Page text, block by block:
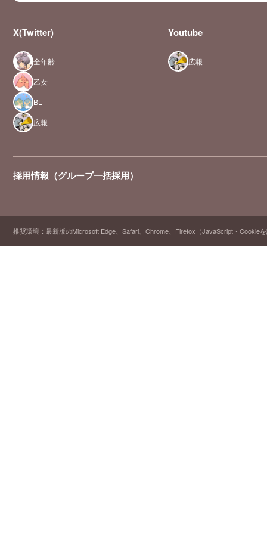
X(Twitter)
全年齢
乙女
BL
広報
Youtube
広報
採用情報（グループ一括採用）
推奨環境：最新版のMicrosoft Edge、Safari、Chrome、Firefox（JavaScript・Cookie